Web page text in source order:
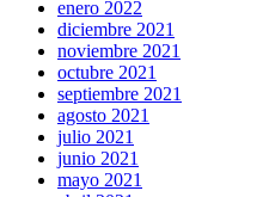
enero 2022
diciembre 2021
noviembre 2021
octubre 2021
septiembre 2021
agosto 2021
julio 2021
junio 2021
mayo 2021